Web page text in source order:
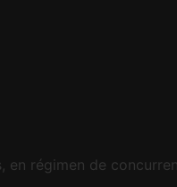
en régimen de